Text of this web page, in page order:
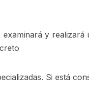
examinará y realizará
Si está